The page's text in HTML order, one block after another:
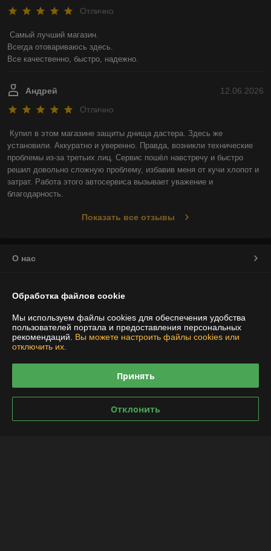
Отлично
Самый лучший магазин.
Всегда отовариваюсь здесь.
Все качественно, быстро, надежно.
12.06.2026
Андрей
Отлично
Купил в этом магазине защиты днища дастера. Здесь же
установили. Аккуратно и уверенно. Правда, возникли технические
проблемы из-за третьих лиц. Сервис пошёл навстречу и быстро
решил довольно сложную проблему, избавив меня от кучи хлопот и
затрат. Работа этого автосервиса вызывает уважение и
благодарность.
Показать все отзывы
О нас
Доставка и оплата
График работы
Политика обработки cookies
Обработка файлов cookie
Мы используем файлы cookies для обеспечения удобства
пользователей портала и предоставления персональных
рекомендаций. Вы можете настроить файлы cookies или
отключить их.
Принять
Отклонить